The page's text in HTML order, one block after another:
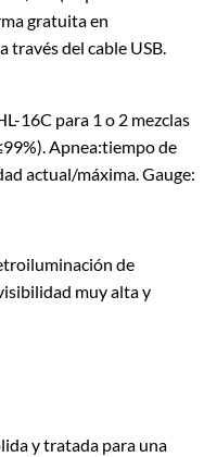
gratuita en
través del cable USB.
16C para 1 o 2 mezclas
Apnea:tiempo de
actual/máxima. Gauge:
de
muy alta y
y tratada para una